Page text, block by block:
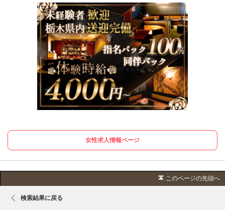
女性求人情報ページ
このページの先頭へ
検索結果に戻る